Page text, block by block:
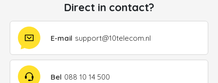
Direct in contact?
E-mail support@10telecom.nl
Bel 088 10 14 500